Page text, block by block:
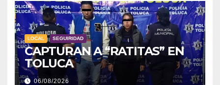
LOCAL SEGUIRIDAD
CAPTURAN A “RATITAS” EN
TOLUCA
06/08/2026